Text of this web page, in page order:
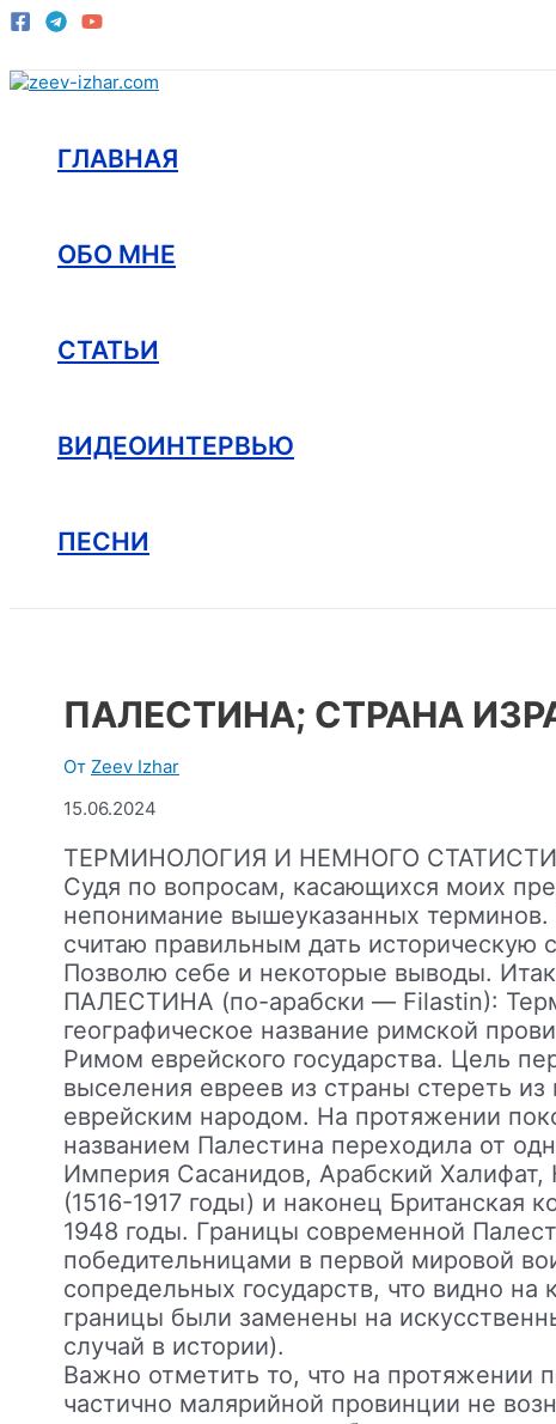
Перейти
содержимому
ГЛАВНАЯ
ОБО МНЕ
СТАТЬИ
ВИДЕОИНТЕРВЬЮ
ПЕСНИ
ПАЛЕСТИНА; СТРАНА
От Zeev Izhar
15.06.2024
ТЕРМИНОЛОГИЯ И НЕМНОГО
Судя по вопросам, касающихся моих
непонимание вышеуказанных
считаю правильным дать историческую
Позволю себе и некоторые выводы.
ПАЛЕСТИНА (по-арабски — Filastin):
географическое название римской
Римом еврейского государства. Цель
выселения евреев из страны стереть
еврейским народом. На протяжении
названием Палестина переходила от
Империя Сасанидов, Арабский
(1516-1917 годы) и наконец Британская
1948 годы. Границы современной
победительницами в первой мировой
сопредельных государств, что видно
границы были заменены на
случай в истории).
Важно отметить то, что на протяжении
частично малярийной провинции не